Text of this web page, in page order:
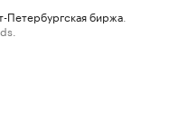
Петербургская биржа